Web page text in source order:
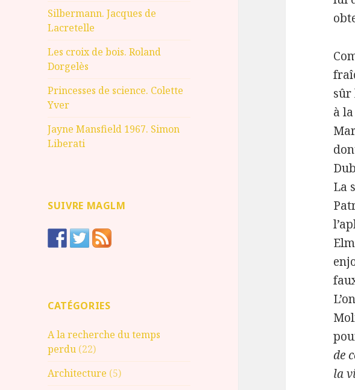
Silbermann. Jacques de
Lacretelle
Les croix de bois. Roland
Dorgelès
Princesses de science. Colette
Yver
Jayne Mansfield 1967. Simon
Liberati
SUIVRE MAGLM
CATÉGORIES
A la recherche du temps
perdu (22)
Architecture (5)
sûr
à
La
de
la